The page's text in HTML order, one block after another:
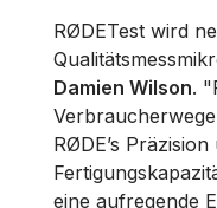
RØDETest wird
Damien Wilson.
RØDE’s
eine aufregende